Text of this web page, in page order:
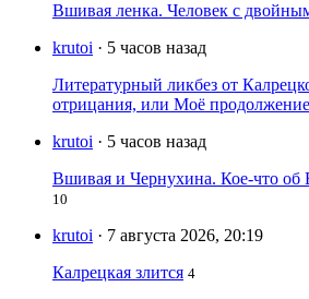
Вшивая ленка. Человек с
krutoi · 5 часов назад
Литературный ликбез от
отрицания, или Моё
krutoi · 5 часов назад
Вшивая и Чернухина. Кое-что
10
krutoi · 7 августа 2026, 20:19
Калрецкая злится 4